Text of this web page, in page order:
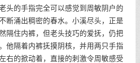
头的手指完全可以感觉到周敏阴户的
断涌出稠密的春水。小溪尽头，正是
隔住内裤，但老头技巧的爱抚，仍把
他隔着内裤抚摸阴核，并用两只手指
右的掀动着，直接的刺激令周敏感受